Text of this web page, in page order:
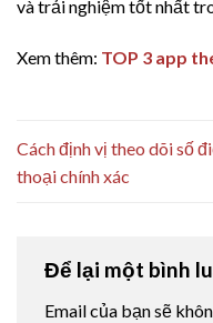
và trải nghiệm tốt nhất
Xem thêm: TOP 3 app
Cách định vị theo dõi số
thoại chính xác
Để lại một bình
Email của bạn sẽ